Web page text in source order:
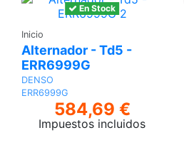
En Stock
Inicio
Alternador - Td5 -
ERR6999G
DENSO
ERR6999G
584,69 €
Impuestos incluidos